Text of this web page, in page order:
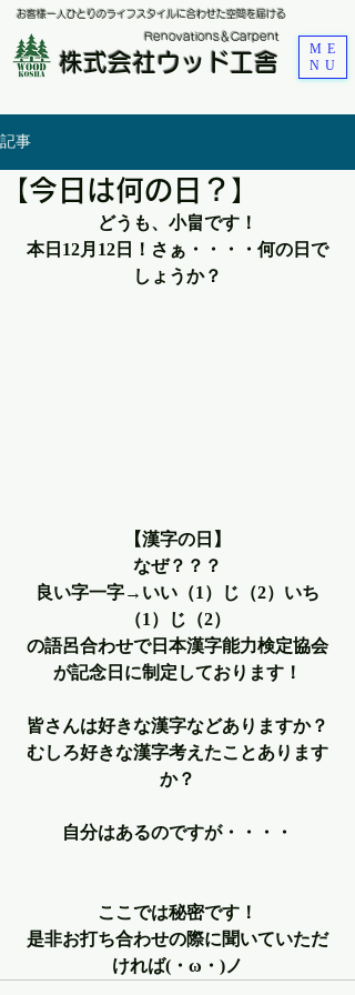
お客様一人ひとりのライフスタイルに合わせた空間を届ける
株式会社ウッド工舎
​Renovations＆Carpent
ME
NU
記事
【今日は何の日？】
どうも、小畠です！
本日12月12日！さぁ・・・・何の日で
しょうか？
【漢字の日】
なぜ？？？
良い字一字→いい（1）じ（2）いち
（1）じ（2）
の語呂合わせで日本漢字能力検定協会
が記念日に制定しております！
皆さんは好きな漢字などありますか？
むしろ好きな漢字考えたことあります
か？
自分はあるのですが・・・・
ここでは秘密です！
是非お打ち合わせの際に聞いていただ
ければ(・ω・)ノ